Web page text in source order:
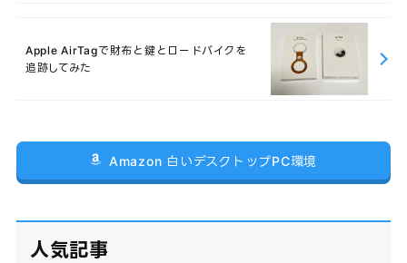
Apple AirTagで財布と鍵とロードバイクを
追跡してみた
Amazon 白いデスクトップPC環境
人気記事